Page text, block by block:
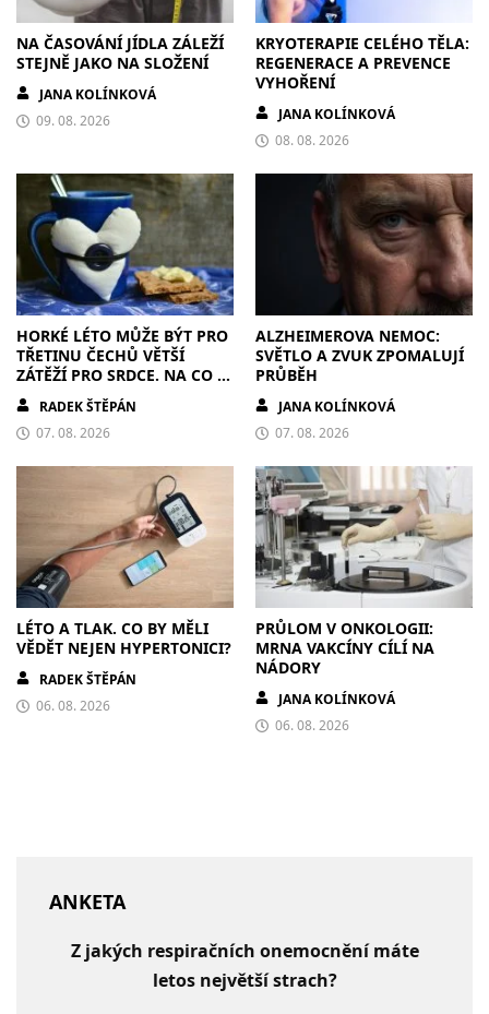
NA ČASOVÁNÍ JÍDLA ZÁLEŽÍ
STEJNĚ JAKO NA SLOŽENÍ
JANA KOLÍNKOVÁ
09. 08. 2026
KRYOTERAPIE CELÉHO TĚLA:
REGENERACE A PREVENCE
VYHOŘENÍ
JANA KOLÍNKOVÁ
08. 08. 2026
HORKÉ LÉTO MŮŽE BÝT PRO
TŘETINU ČECHŮ VĚTŠÍ
ZÁTĚŽÍ PRO SRDCE. NA CO SI
DÁT POZOR?
RADEK ŠTĚPÁN
07. 08. 2026
ALZHEIMEROVA NEMOC:
SVĚTLO A ZVUK ZPOMALUJÍ
PRŮBĚH
JANA KOLÍNKOVÁ
07. 08. 2026
LÉTO A TLAK. CO BY MĚLI
VĚDĚT NEJEN HYPERTONICI?
RADEK ŠTĚPÁN
06. 08. 2026
PRŮLOM V ONKOLOGII:
MRNA VAKCÍNY CÍLÍ NA
NÁDORY
JANA KOLÍNKOVÁ
06. 08. 2026
ANKETA
Z jakých respiračních onemocnění máte
letos největší strach?